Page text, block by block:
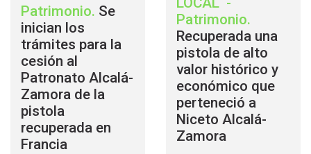
Patrimonio. Se
inician los
trámites para la
cesión al
Patronato Alcalá-
Zamora de la
pistola
recuperada en
Francia
Patrimonio.
Recuperada una
pistola de alto
valor histórico y
económico que
perteneció a
Niceto Alcalá-
Zamora